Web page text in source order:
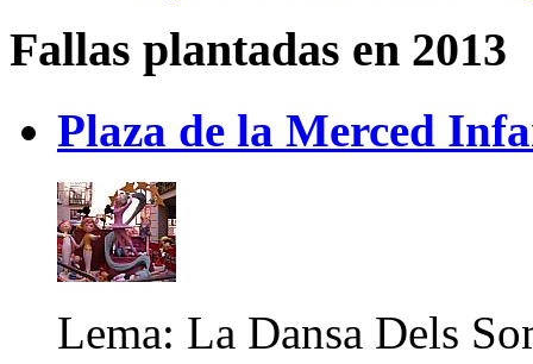
Fallas plantadas en 2013
Plaza de la Merced
Lema: La Dansa Dels